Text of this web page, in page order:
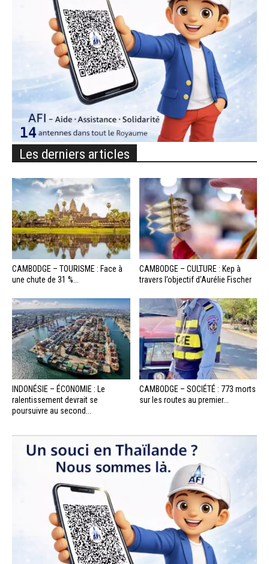
Les derniers articles
CAMBODGE – TOURISME : Face à
une chute de 31 %...
CAMBODGE – CULTURE : Kep à
travers l’objectif d’Aurélie Fischer
INDONÉSIE – ÉCONOMIE : Le
ralentissement devrait se
poursuivre au second...
CAMBODGE – SOCIÉTÉ : 773 morts
sur les routes au premier...